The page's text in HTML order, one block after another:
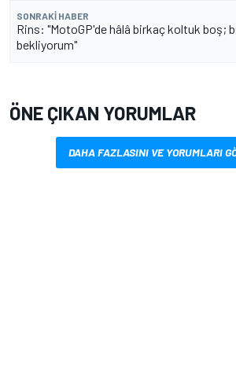
SONRAKI HABER
Rins: "MotoGP'de hâlâ birkaç koltuk boş;
bekliyorum"
ÖNE ÇIKAN YORUMLAR
DAHA FAZLASINI VE YORUMLARI